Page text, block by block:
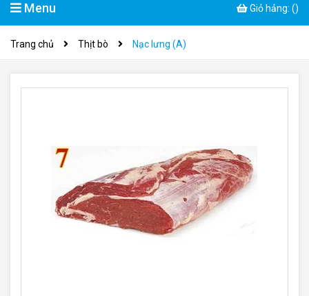
Menu Giỏ hảng: ()
Trang chủ Thịt bò Nạc lưng (A)